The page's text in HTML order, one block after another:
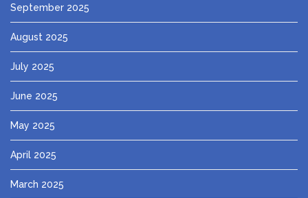
September 2025
August 2025
July 2025
June 2025
May 2025
April 2025
March 2025